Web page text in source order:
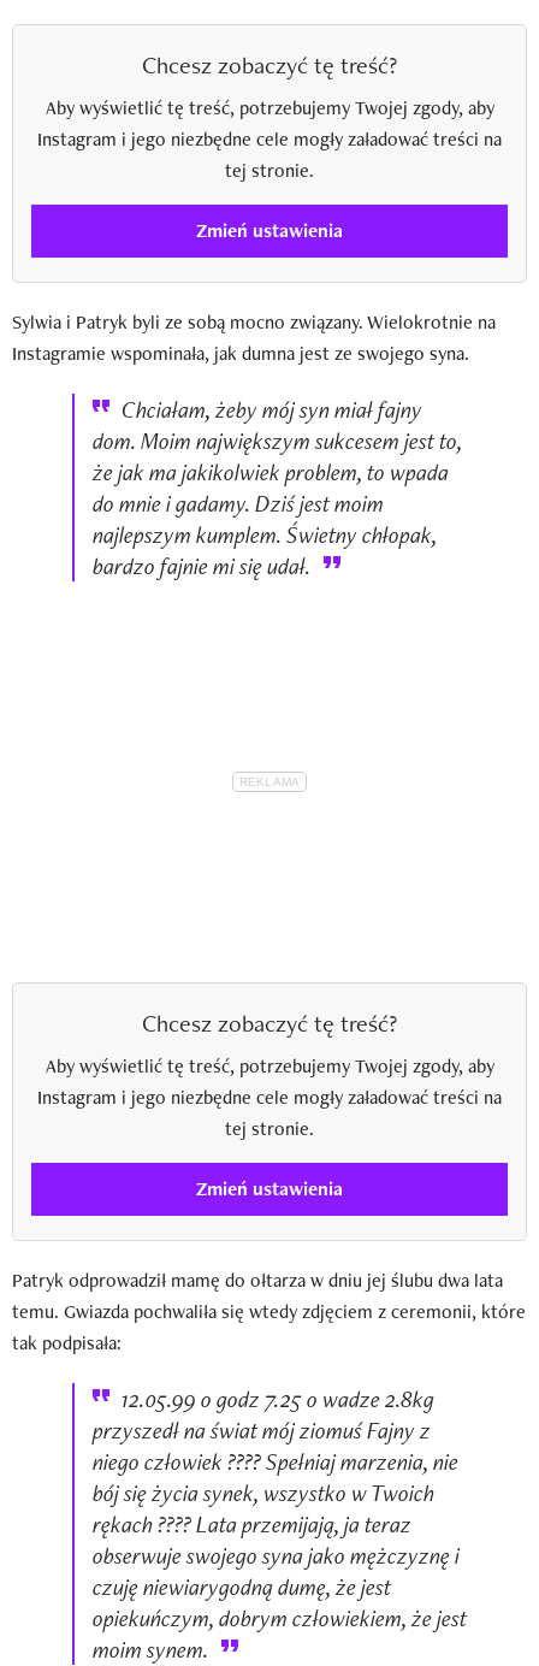
Chcesz zobaczyć tę treść?
Aby wyświetlić tę treść, potrzebujemy Twojej zgody, aby
Instagram i jego niezbędne cele mogły załadować treści na
tej stronie.
Zmień ustawienia
Sylwia i Patryk byli ze sobą mocno związany. Wielokrotnie na
Instagramie wspominała, jak dumna jest ze swojego syna.
Chciałam, żeby mój syn miał fajny
dom. Moim największym sukcesem jest to,
że jak ma jakikolwiek problem, to wpada
do mnie i gadamy. Dziś jest moim
najlepszym kumplem. Świetny chłopak,
bardzo fajnie mi się udał.
Chcesz zobaczyć tę treść?
Aby wyświetlić tę treść, potrzebujemy Twojej zgody, aby
Instagram i jego niezbędne cele mogły załadować treści na
tej stronie.
Zmień ustawienia
Patryk odprowadził mamę do ołtarza w dniu jej ślubu dwa lata
temu. Gwiazda pochwaliła się wtedy zdjęciem z ceremonii, które
tak podpisała:
12.05.99 o godz 7.25 o wadze 2.8kg
przyszedł na świat mój ziomuś Fajny z
niego człowiek ???? Spełniaj marzenia, nie
bój się życia synek, wszystko w Twoich
rękach ???? Lata przemijają, ja teraz
obserwuje swojego syna jako mężczyznę i
czuję niewiarygodną dumę, że jest
opiekuńczym, dobrym człowiekiem, że jest
moim synem.